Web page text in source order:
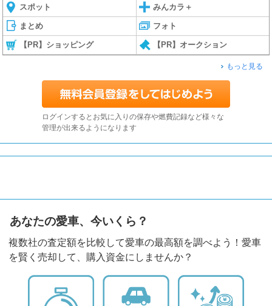
スポット みんカラ＋
まとめ フォト
【PR】ショッピング 【PR】オークション
もっと見る
ログインするとお気に入りの保存や燃費記録など様々な
管理が出来るようになります
あなたの愛車、今いくら？
複数社の査定額を比較して愛車の最高額を調べよう！愛車
を賢く売却して、購入資金にしませんか？